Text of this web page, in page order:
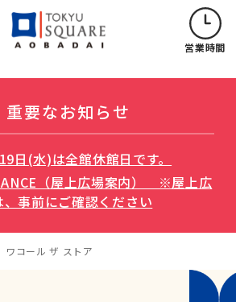
営業時間
重要なお知らせ
日(水)は全館休館日です。
（屋上広場案内） ※屋上広
事前にご確認ください
ワコール ザ ストア